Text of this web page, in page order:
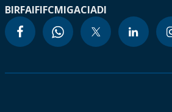
BIRFAIFIFCMIGACIADI